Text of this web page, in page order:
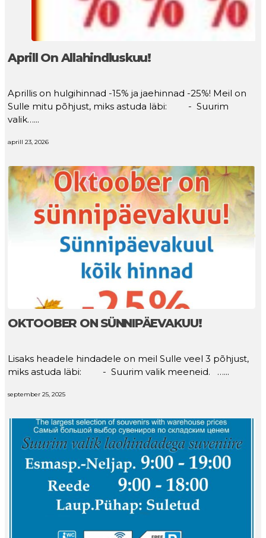
Aprill On Allahindluskuu!
Aprillis on hulgihinnad -15% ja jaehinnad -25%! Meil on
Sulle mitu põhjust, miks astuda läbi: - Suurim
valik…...
aprill 23, 2026
illustration of red color paper sale label with shadow
OKTOOBER ON SÜNNIPÄEVAKUU!
Lisaks headele hindadele on meil Sulle veel 3 põhjust,
miks astuda läbi: - Suurim valik meeneid. …...
september 25, 2025